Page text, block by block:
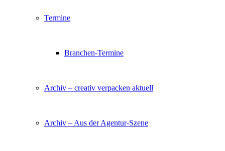
Termine
Branchen-Termine
Archiv – creativ verpacken aktuell
Archiv – Aus der Agentur-Szene